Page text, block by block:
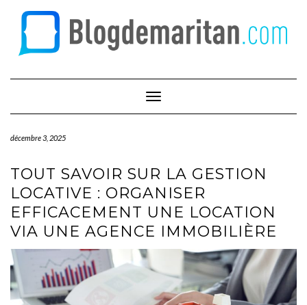
content
Toggle Navigation
décembre 3, 2025
TOUT SAVOIR SUR LA GESTION
LOCATIVE : ORGANISER
EFFICACEMENT UNE LOCATION
VIA UNE AGENCE IMMOBILIÈRE